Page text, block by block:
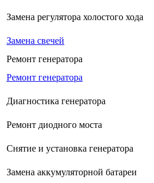
Замена регулятора холостого хода
Замена свечей
Ремонт генератора
Ремонт генератора
Диагностика генератора
Ремонт диодного моста
Снятие и установка генератора
Замена аккумуляторной батареи